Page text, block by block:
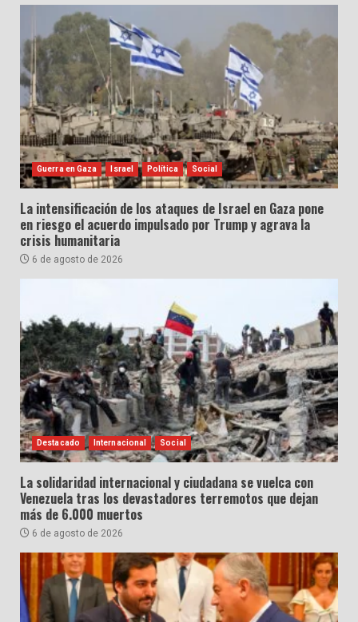
Guerra en Gaza Israel Política Social
La intensificación de los ataques de Israel en Gaza pone
en riesgo el acuerdo impulsado por Trump y agrava la
crisis humanitaria
6 de agosto de 2026
Destacado Internacional Social
La solidaridad internacional y ciudadana se vuelca con
Venezuela tras los devastadores terremotos que dejan
más de 6.000 muertos
6 de agosto de 2026